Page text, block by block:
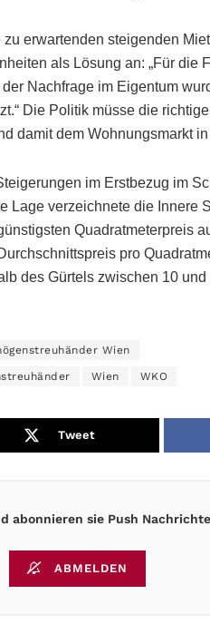
erwartenden steigenden
als Lösung an: „Für die
Nachfrage im Eigentum
Die Politik müsse die
damit dem Wohnungsmarkt
im Erstbezug im
Lage verzeichnete die Innere
Quadratmeterpreis
pro
des Gürtels zwischen 10
Wien
Wien WKO
Tweet
abonnieren sie Push
ABMELDEN